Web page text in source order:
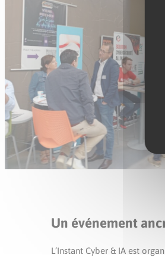
Un événement
L’Instant Cyber & IA est